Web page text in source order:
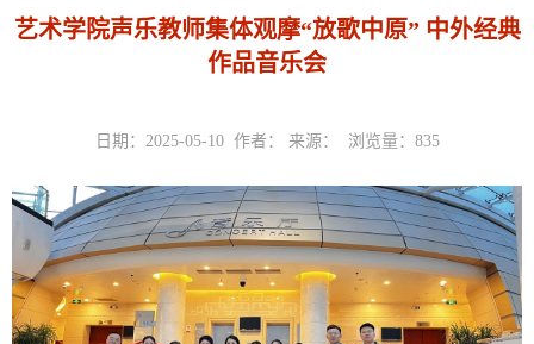
​艺术学院声乐教师集体观摩“放歌中原” 中外经典
作品音乐会
日期：2025-05-10 作者： 来源： 浏览量： 835